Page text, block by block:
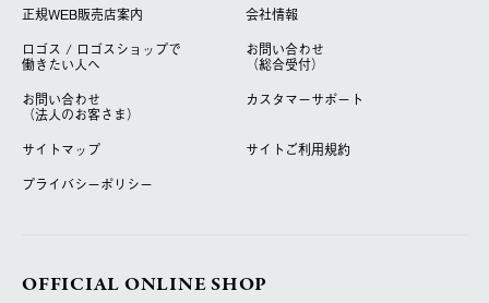
正規WEB販売店案内
会社情報
ロゴス / ロゴスショップで
働きたい人へ
お問い合わせ
（総合受付）
お問い合わせ
（法人のお客さま）
カスタマーサポート
サイトマップ
サイトご利用規約
プライバシーポリシー
OFFICIAL ONLINE SHOP